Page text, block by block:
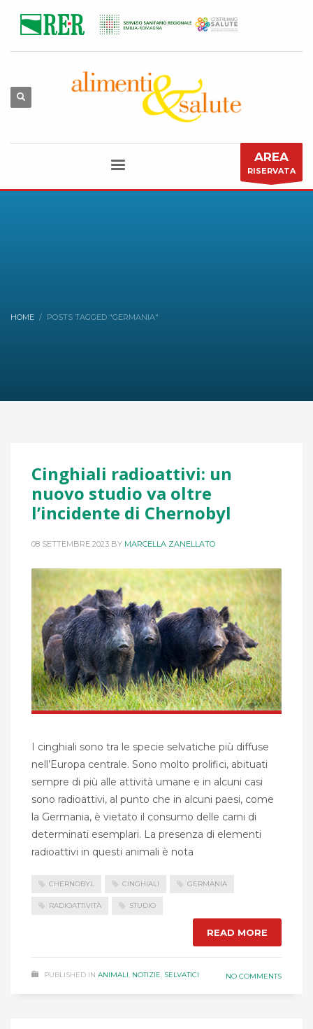
AREA
RISERVATA
HOME POSTS TAGGED "GERMANIA"
Cinghiali radioattivi: un
nuovo studio va oltre
l’incidente di Chernobyl
08 SETTEMBRE 2023 BY MARCELLA ZANELLATO
I cinghiali sono tra le specie selvatiche più diffuse
nell’Europa centrale. Sono molto prolifici, abituati
sempre di più alle attività umane e in alcuni casi
sono radioattivi, al punto che in alcuni paesi, come
la Germania, è vietato il consumo delle carni di
determinati esemplari. La presenza di elementi
radioattivi in questi animali è nota
CHERNOBYL CINGHIALI GERMANIA
RADIOATTIVITÀ STUDIO
READ MORE
PUBLISHED IN ANIMALI, NOTIZIE, SELVATICI NO COMMENTS